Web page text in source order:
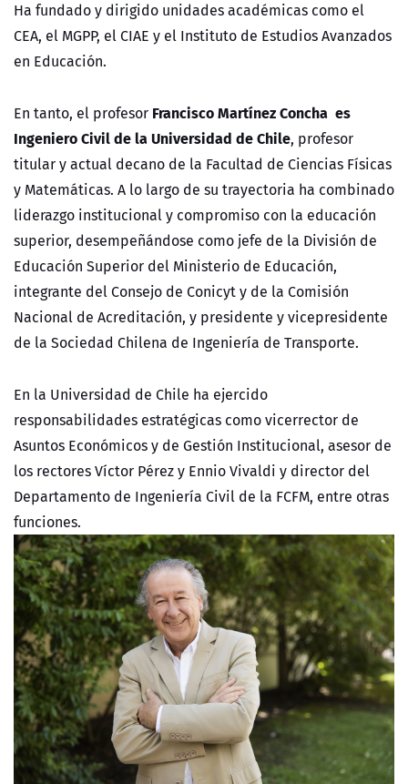
Ha fundado y dirigido unidades académicas como el
CEA, el MGPP, el CIAE y el Instituto de Estudios Avanzados
en Educación.
En tanto, el profesor Francisco Martínez Concha es
Ingeniero Civil de la Universidad de Chile, profesor
titular y actual decano de la Facultad de Ciencias Físicas
y Matemáticas. A lo largo de su trayectoria ha combinado
liderazgo institucional y compromiso con la educación
superior, desempeñándose como jefe de la División de
Educación Superior del Ministerio de Educación,
integrante del Consejo de Conicyt y de la Comisión
Nacional de Acreditación, y presidente y vicepresidente
de la Sociedad Chilena de Ingeniería de Transporte.
En la Universidad de Chile ha ejercido
responsabilidades estratégicas como vicerrector de
Asuntos Económicos y de Gestión Institucional, asesor de
los rectores Víctor Pérez y Ennio Vivaldi y director del
Departamento de Ingeniería Civil de la FCFM, entre otras
funciones.